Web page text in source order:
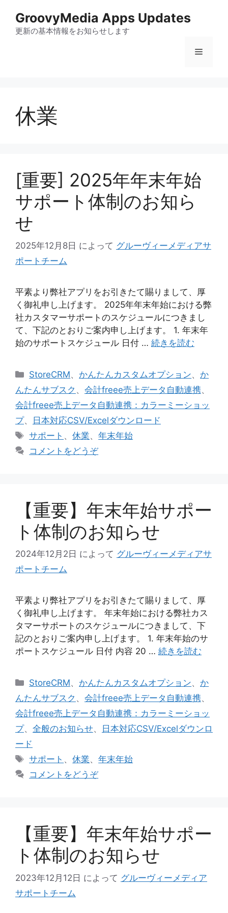
GroovyMedia Apps Updates
更新の基本情報をお知らせします
メ
休業
[重要] 2025年年末年始
サポート体制のお知ら
せ
2025年12月8日 によって グルーヴィーメディアサ
ポートチーム
平素より弊社アプリをお引きたて賜りまして、厚
く御礼申し上げます。 2025年年末年始における弊
社カスタマーサポートのスケジュールにつきまし
て、下記のとおりご案内申し上げます。 1. 年末年
始のサポートスケジュール 日付 … 続きを読む
カ
テ
リ
ー
StoreCRM、 かんたんカスタムオプション、 か
んたんサブスク 、 会計freee売上データ自動連携、
会計freee売上データ自動連携：カラーミーショッ
プ、 日本対応CSV/Excelダウンロード
タ
サポート 、休業、年末年始
コメントをどうぞ
【重要】年末年始サポー
ト体制のお知らせ
2024年12月2日 によって グルーヴィーメディアサ
ポートチーム
平素より弊社アプリをお引きたて賜りまして、厚
く御礼申し上げます。 年末年始における弊社カス
タマーサポートのスケジュールにつきまして、下
記のとおりご案内申し上げます。 1. 年末年始のサ
ポートスケジュール 日付 内容 20 … 続きを読む
カ
テ
ゴ
リ
ー
StoreCRM、 かんたんカスタムオプション、 か
んたんサブスク 、 会計freee売上データ自動連携、
会計freee売上データ自動連携：カラーミーショッ
プ、 全般のお知らせ、
日本対応CSV/Excelダウンロ
ード
タ
グ
サポート 、休業、年末年始
コメントをどうぞ
【重要】年末年始サポー
ト体制のお知らせ
2023年12月12日 によって グルーヴィーメディア
サポートチーム